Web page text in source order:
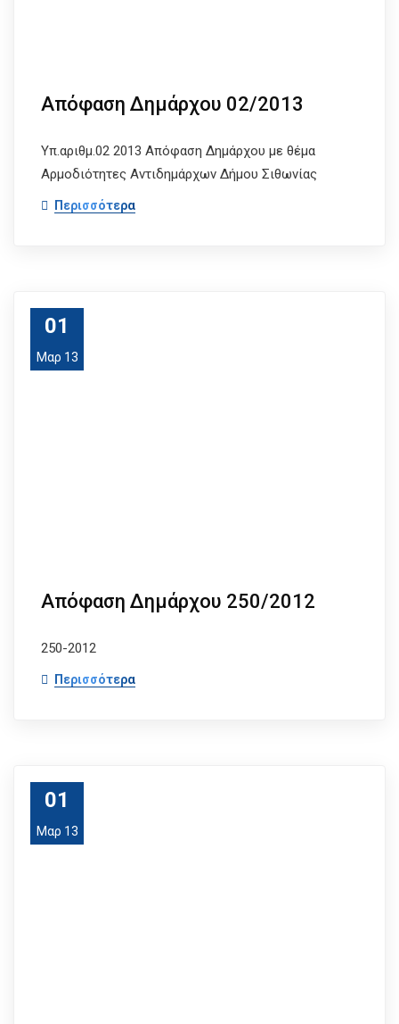
Απόφαση Δημάρχου 02/2013
Υπ.αριθμ.02 2013 Απόφαση Δημάρχου με θέμα
Αρμοδιότητες Αντιδημάρχων Δήμου Σιθωνίας
Περισσότερα
01
Μαρ 13
Απόφαση Δημάρχου 250/2012
250-2012
Περισσότερα
01
Μαρ 13